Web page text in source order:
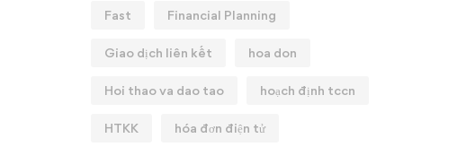
Fast Financial Planning
Giao dịch liên kết hoa don
Hoi thao va dao tao hoạch định tccn
HTKK hóa đơn điện tử